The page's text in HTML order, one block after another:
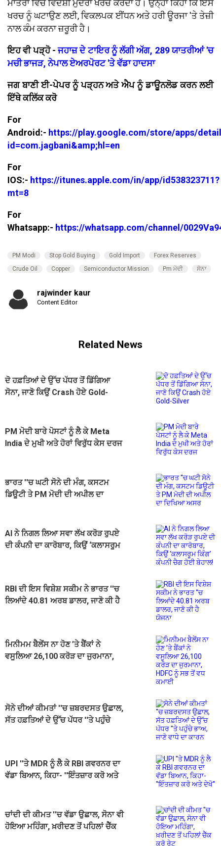
ਮਾਤਰਾ ਵਿੱਚ ਵਿਦੇਸ਼ੀ ਮੁਦਰਾ ਖਰਚ ਕਰਦਾ ਹੈ। ਉਨ੍ਹਾਂ ਕਿਹਾ ਕਿ ਇਸ
ਖਰਚ ਨੂੰ ਘਟਾਉਣ ਲਈ, ਵਿਕਲਪਕ ਈਂਧਨ ਅਤੇ ਹਰੀ ਊਰਜਾ 'ਤੇ ਤੇਜ਼ੀ
ਨਾਲ ਕੰਮ ਕਰਨਾ ਜ਼ਰੂਰੀ ਹੈ।
ਇਹ ਵੀ ਪੜ੍ਹੋ -ਜਹਾਜ਼ ਦੇ ਟਾਇਰ ਨੂੰ ਲੱਗੀ ਅੱਗ, 289 ਯਾਤਰੀਆਂ 'ਚ
ਮਚੀ ਭਾਜੜ, ਨੇਪਾਲ ਏਅਰਪੋਰਟ 'ਤੇ ਵੱਡਾ ਹਾਦਸਾ
ਜਗ ਬਾਣੀ ਈ-ਪੇਪਰ ਨੂੰ ਪੜ੍ਹਨ ਅਤੇ ਐਪ ਨੂੰ ਡਾਊਨਲੋਡ ਕਰਨ ਲਈ
ਇੱਥੇ ਕਲਿੱਕ ਕਰੋ
For
Android:- https://play.google.com/store/apps/
id=com.jagbani&amp;hl=en
For
IOS:- https://itunes.apple.com/in/app/id538323711?
mt=8
For
Whatsapp:- https://whatsapp.com/channel/
PM Modi Stop Gold Buying Gold Import
Forex Reserves
Crude Oil
Copper Semiconductor Mission Pm ਮੋਦੀ ਸੋਨਾ
rajwinder kaur
Content Editor
Related News
ਦੋ ਹਫ਼ਤਿਆਂ ਦੇ ਉੱਚ ਪੱਧਰ ਤੋਂ ਡਿੱਗਿਆ
ਸੋਨਾ, ਜਾਣੋ ਕਿਉਂ Crash ਹੋਏ Gold-
PM ਮੋਦੀ ਬਾਰੇ ਪੋਸਟਾਂ ਨੂੰ ਲੈ ਕੇ Meta
India ਦੇ ਮੁਖੀ ਅਤੇ ਹੋਰਾਂ ਵਿਰੁੱਧ ਕੇਸ ਦਰਜ
ਭਾਰਤ ''ਚ ਘਟੀ ਸੋਨੇ ਦੀ ਮੰਗ, ਕਸਟਮ
ਡਿਊਟੀ ਤੇ PM ਮੋਦੀ ਦੀ ਅਪੀਲ ਦਾ
AI ਨੇ ਨਿਗਲ ਲਿਆ ਸਵਾ ਲੱਖ ਕਰੋੜ ਰੁਪਏ
ਦੀ ਕੰਪਨੀ ਦਾ ਕਾਰੋਬਾਰ, ਕਿਉਂ ‘ਕਲਾਸਰੂਮ
RBI ਦੀ ਇਸ ਵਿਸ਼ੇਸ਼ ਸਕੀਮ ਨੇ ਭਾਰਤ ''ਚ
ਲਿਆਂਦੇ 40.81 ਅਰਬ ਡਾਲਰ, ਜਾਣੋ ਕੀ ਹੈ
ਮਿਨੀਮਮ ਬੈਲੇਂਸ ਨਾ ਹੋਣ ’ਤੇ ਬੈਂਕਾਂ ਨੇ
ਵਸੂਲਿਆ 26,100 ਕਰੋੜ ਦਾ ਜੁਰਮਾਨਾ,
ਸੋਨੇ ਦੀਆਂ ਕੀਮਤਾਂ ''ਚ ਜ਼ਬਰਦਸਤ ਉਛਾਲ,
ਸੱਤ ਹਫ਼ਤਿਆਂ ਦੇ ਉੱਚ ਪੱਧਰ ''ਤੇ ਪਹੁੰਚੇ
UPI ''ਤੇ MDR ਨੂੰ ਲੈ ਕੇ RBI ਗਵਰਨਰ ਦਾ
ਵੱਡਾ ਬਿਆਨ, ਕਿਹਾ- ''ਇੰਤਜ਼ਾਰ ਕਰੋ ਅਤੇ
ਚਾਂਦੀ ਦੀ ਕੀਮਤ ''ਚ ਵੱਡਾ ਉਛਾਲ, ਸੋਨਾ ਵੀ
ਹੋਇਆ ਮਹਿੰਗਾ, ਖ਼ਰੀਦਣ ਤੋਂ ਪਹਿਲਾਂ ਚੈੱਕ